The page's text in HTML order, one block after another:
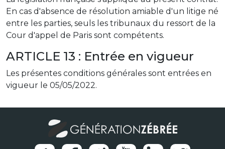
En cas d'absence de résolution amiable d'un litige né
entre les parties, seuls les tribunaux du ressort de la
Cour d'appel de Paris sont compétents.
ARTICLE 13 : Entrée en vigueur
Les présentes conditions générales sont entrées en
vigueur le 05/05/2022.